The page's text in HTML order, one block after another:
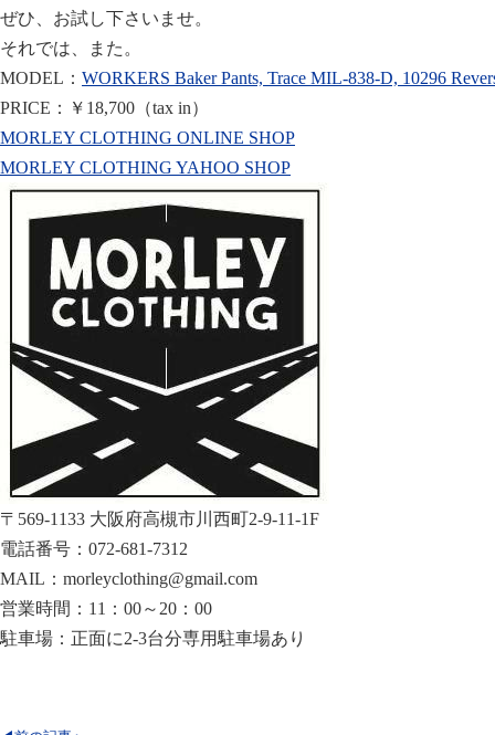
ぜひ、お試し下さいませ。
それでは、また。
MODEL： WORKERS Baker Pants, Trace MIL-838-D, 10296
PRICE：￥18,700（tax in）
MORLEY CLOTHING ONLINE SHOP
MORLEY CLOTHING YAHOO SHOP
〒569-1133 大阪府高槻市川西町2-9-11-1F
電話番号：072-681-7312
MAIL：morleyclothing@gmail.com
営業時間：11：00～20：00
駐車場：正面に2-3台分専用駐車場あり